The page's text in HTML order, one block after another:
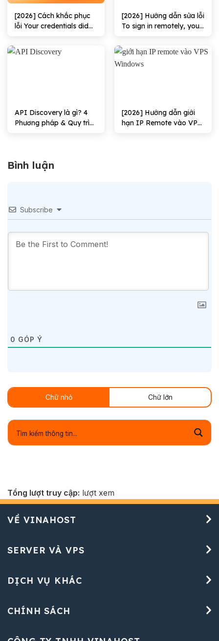
[2026] Cách khắc phục
lỗi Your credentials did
[2026] Hướng dẫn sửa lỗi
To sign in remotely, you
through Remote
Desktop Services hiệu
quả
API Discovery là gì? 4
Phương pháp & Quy trình
[2026] Hướng dẫn giới
hạn IP Remote vào VPS
Bình luận
Subscribe
0 GÓP Ý
Chữ nhỏ Chữ lớn
Tổng lượt truy cập: lượt xem
VỀ VINAHOST
SERVER VÀ VPS
DỊCH VỤ KHÁC
CHÍNH SÁCH